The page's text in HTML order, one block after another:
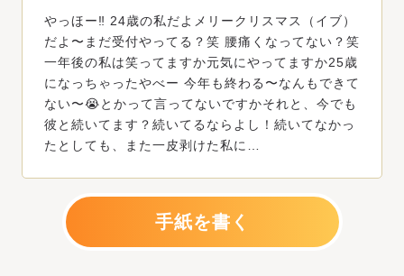
やっほー‼️ 24歳の私だよメリークリスマス（イブ）
だよ〜まだ受付やってる？笑 腰痛くなってない？笑
一年後の私は笑ってますか元気にやってますか25歳
になっちゃったやべー 今年も終わる〜なんもできて
ない〜😭とかって言ってないですかそれと、今でも
彼と続いてます？続いてるならよし！続いてなかっ
たとしても、また一皮剥けた私に…
手紙を書く